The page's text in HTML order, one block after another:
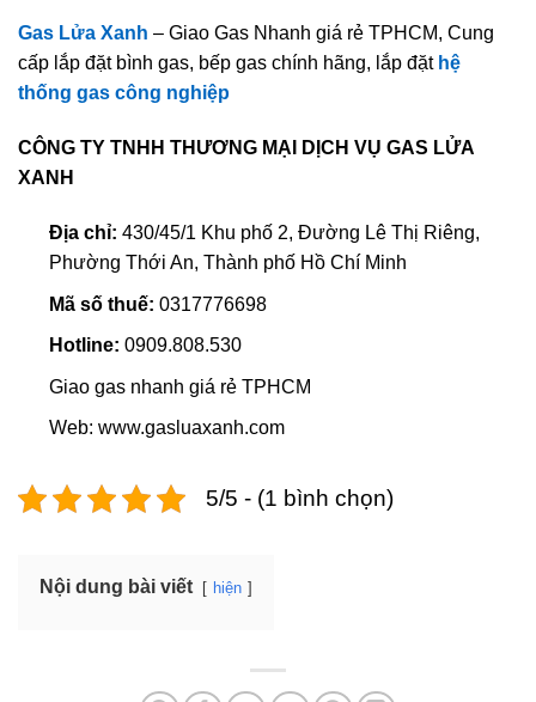
Gas Lửa Xanh – Giao Gas Nhanh giá rẻ TPHCM, Cung
cấp lắp đặt bình gas, bếp gas chính hãng, lắp đặt hệ
thống gas công nghiệp
CÔNG TY TNHH THƯƠNG MẠI DỊCH VỤ GAS LỬA
XANH
Địa chỉ: 430/45/1 Khu phố 2, Đường Lê Thị Riêng,
Phường Thới An, Thành phố Hồ Chí Minh
Mã số thuế: 0317776698
Hotline: 0909.808.530
Giao gas nhanh giá rẻ TPHCM
Web: www.gasluaxanh.com
5/5 - (1 bình chọn)
Nội dung bài viết hiện